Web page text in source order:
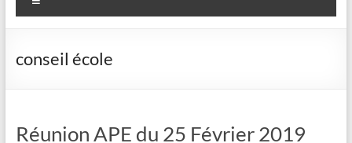
conseil école
Réunion APE du 25 Février 2019